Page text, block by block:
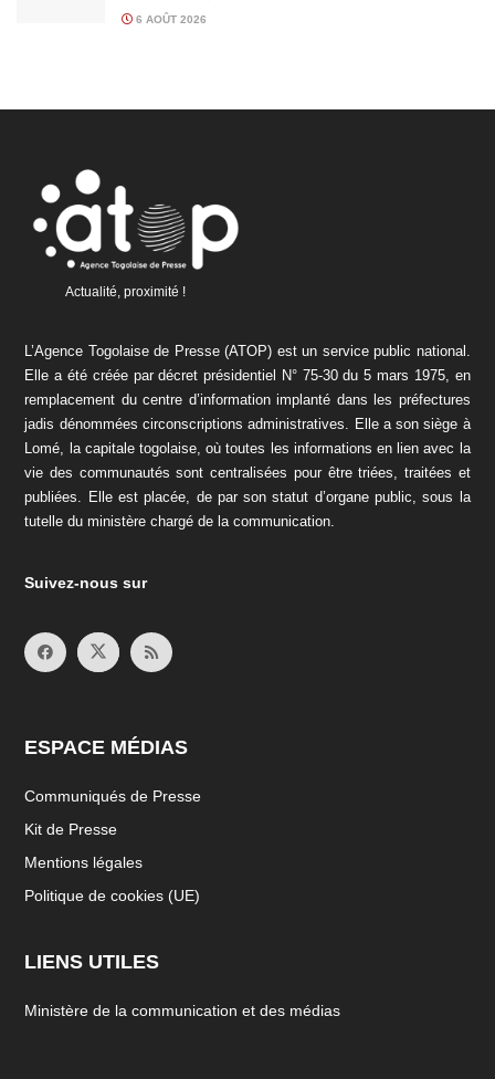
6 AOÛT 2026
Actualité, proximité !
L’Agence Togolaise de Presse (ATOP) est un service public national.
Elle a été créée par décret présidentiel N° 75-30 du 5 mars 1975, en
remplacement du centre d’information implanté dans les préfectures
jadis dénommées circonscriptions administratives. Elle a son siège à
Lomé, la capitale togolaise, où toutes les informations en lien avec la
vie des communautés sont centralisées pour être triées, traitées et
publiées. Elle est placée, de par son statut d’organe public, sous la
tutelle du ministère chargé de la communication.
Suivez-nous sur
ESPACE MÉDIAS
Communiqués de Presse
Kit de Presse
Mentions légales
Politique de cookies (UE)
LIENS UTILES
Ministère de la communication et des médias